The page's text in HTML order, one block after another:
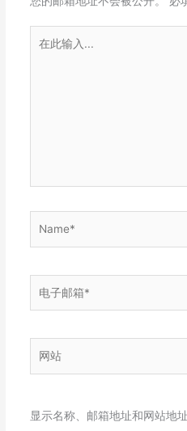
子
箱
站
显示名称、邮箱地址和网站地